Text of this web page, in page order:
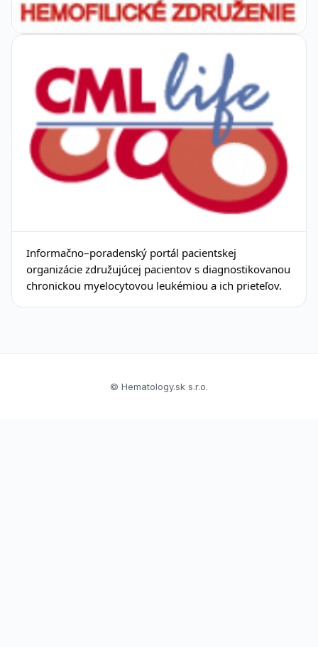
Informačno–poradenský portál pacientskej
organizácie združujúcej pacientov s diagnostikovanou
chronickou myelocytovou leukémiou a ich prieteľov.
© Hematology.sk s.r.o.